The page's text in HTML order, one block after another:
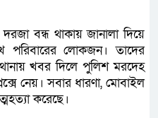
বন্ধ থাকায় জানালা দিয়ে
পরিবারের লোকজন। তাদের
থানায় খবর দিলে পুলিশ মরদেহ
নেয়। সবার ধারণা, মোবাইল
করেছে।